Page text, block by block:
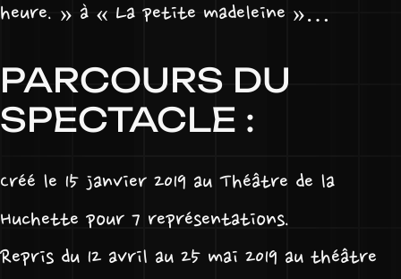
heure. » à « La petite madeleine »…
PARCOURS DU
SPECTACLE :
Créé le 15 janvier 2019 au Théâtre de la
Huchette pour 7 représentations.
Repris du 12 avril au 25 mai 2019 au théâtre